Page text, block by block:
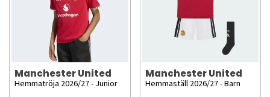
Manchester United
Hemmatröja 2026/27 - Junior
Manchester United
Hemmaställ 2026/27 - Barn